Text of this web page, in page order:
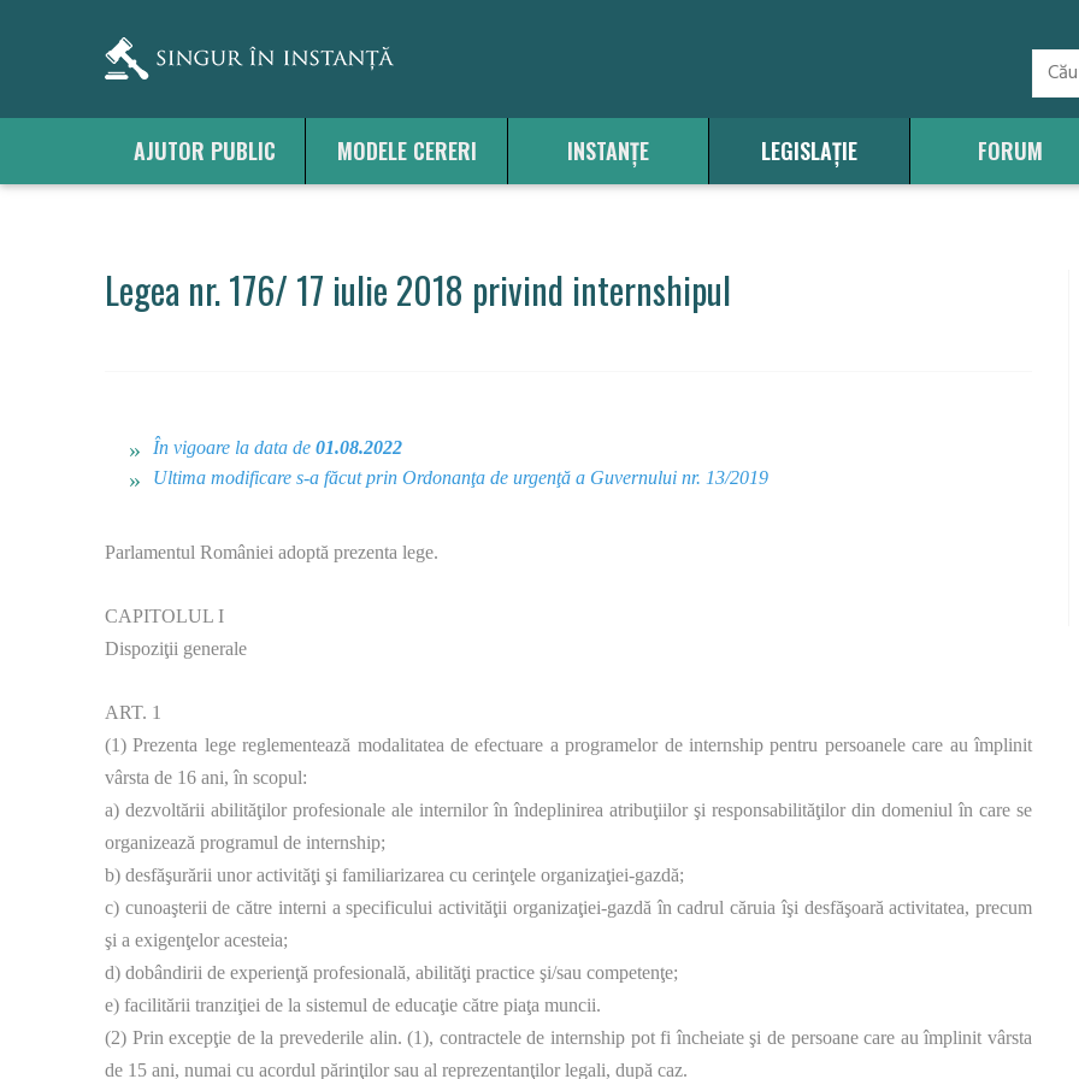
AJUTOR PUBLIC MODELE CERERI INSTANȚE LEGISLAȚIE FORUM
Legea nr. 176/ 17 iulie 2018 privind internshipul
În vigoare la data de 01.08.2022
Ultima modificare s-a făcut prin Ordonanţa de urgenţă a Guvernului nr. 13/2019
Parlamentul României adoptă prezenta lege.
CAPITOLUL I
Dispoziţii generale
ART. 1
(1) Prezenta lege reglementează modalitatea de efectuare a programelor de internship pentru persoanele care au împlinit
vârsta de 16 ani, în scopul:
a) dezvoltării abilităţilor profesionale ale internilor în îndeplinirea atribuţiilor şi responsabilităţilor din domeniul în care se
organizează programul de internship;
b) desfăşurării unor activităţi şi familiarizarea cu cerinţele organizaţiei-gazdă;
c) cunoaşterii de către interni a specificului activităţii organizaţiei-gazdă în cadrul căruia îşi desfăşoară activitatea, precum
şi a exigenţelor acesteia;
d) dobândirii de experienţă profesională, abilităţi practice şi/sau competenţe;
e) facilitării tranziţiei de la sistemul de educaţie către piaţa muncii.
(2) Prin excepţie de la prevederile alin. (1), contractele de internship pot fi încheiate şi de persoane care au împlinit vârsta
de 15 ani, numai cu acordul părinţilor sau al reprezentanţilor legali, după caz.